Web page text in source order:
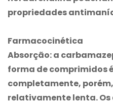
propriedades
Farmacocinética
Absorção: a
forma de comprimidos
completamente,
relativamente lenta.